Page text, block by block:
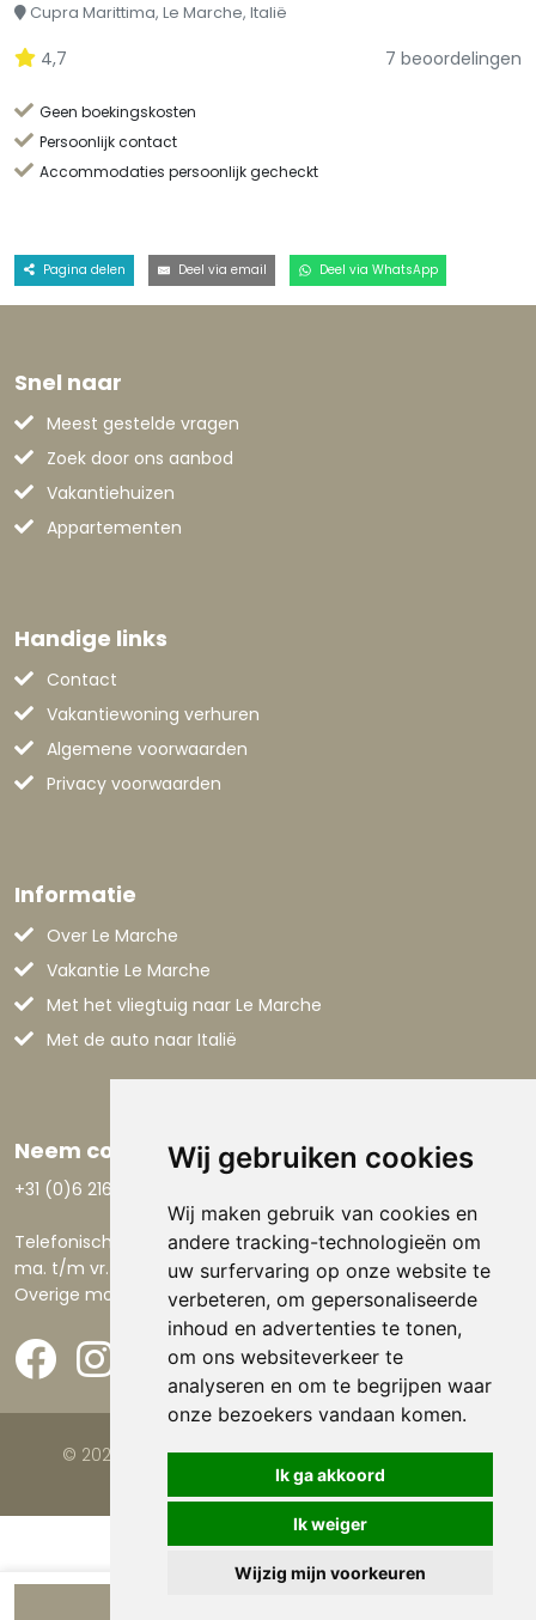
Wij gebruiken cookies
Wij maken gebruik van cookies en
andere tracking-technologieën om
uw surfervaring op onze website te
verbeteren, om gepersonaliseerde
inhoud en advertenties te tonen,
om ons websiteverkeer te
analyseren en om te begrijpen waar
onze bezoekers vandaan komen.
Ik ga akkoord
Ik weiger
Wijzig mijn voorkeuren
Cupra Marittima, Le Marche, Italië
4,7 7 beoordelingen
Geen boekingskosten
Persoonlijk contact
Accommodaties persoonlijk gecheckt
Pagina delen Deel via email Deel via WhatsApp
Snel naar
Meest gestelde vragen
Zoek door ons aanbod
Vakantiehuizen
Appartementen
Handige links
Contact
Vakantiewoning verhuren
Algemene voorwaarden
Privacy voorwaarden
Informatie
Over Le Marche
Vakantie Le Marche
Met het vliegtuig naar Le Marche
Met de auto naar Italië
Neem contact op
+31 (0)6 21668801
Telefonisch bereikbaar:
ma. t/m vr. 9.00-17.30 uur.
Overige momenten via email.
© 2026 Viva la Casa |Website door FalcoTravel